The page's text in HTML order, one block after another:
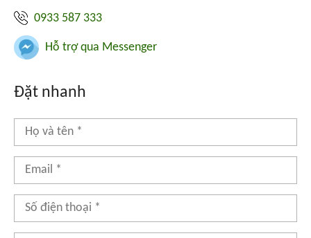
0933 587 333
Hỗ trợ qua Messenger
Đặt nhanh